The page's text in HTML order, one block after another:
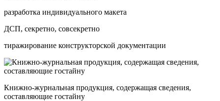
разработка индивидуального макета
ДСП, секретно, совсекретно
тиражирование конструкторской документации
Книжно-журнальная продукция, содержащая сведения,
составляющие гостайну